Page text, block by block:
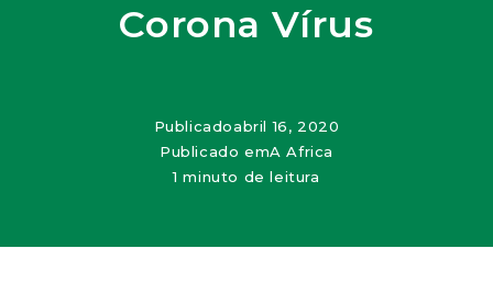
Corona Vírus
Publicadoabril 16, 2020
Publicado emA Africa
1 minuto de leitura